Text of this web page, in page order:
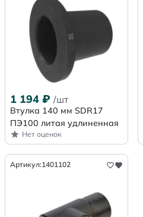
1 194 ₽ /шт
Втулка 140 мм SDR17
ПЭ100 литая удлиненная
Нет оценок
Артикул:1401102